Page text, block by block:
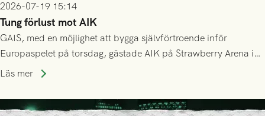
2026-07-19 15:14
Tung förlust mot AIK
GAIS, med en möjlighet att bygga självförtroende inför
Europaspelet på torsdag, gästade AIK på Strawberry Arena i
Stockholm . Men trots konstant hotande i första halvlek av
lyckades få in 2-0.
Läs mer